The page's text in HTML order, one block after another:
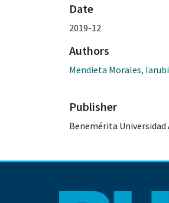
Date
2019-12
Authors
Mendieta Morales,
Publisher
Benemérita